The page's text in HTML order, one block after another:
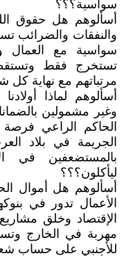
سواسية؟؟؟
أسألوهم هل حقوق
والنفقات والضرائب
سواسية مع العمال
تستخرج فقط
مرتباتهم مع نهاية كل
أسألوهم لماذا
وغير مشمولين
الحاكم الراعي فرصة
الجريمة في بلاد
بالمستضعفين في
ليأكلون؟؟؟
أسألوهم هل أموال
الأعمال تدور في
الإقتصاد وخلق
مهربة في الخارج
للأجنبي على حساب